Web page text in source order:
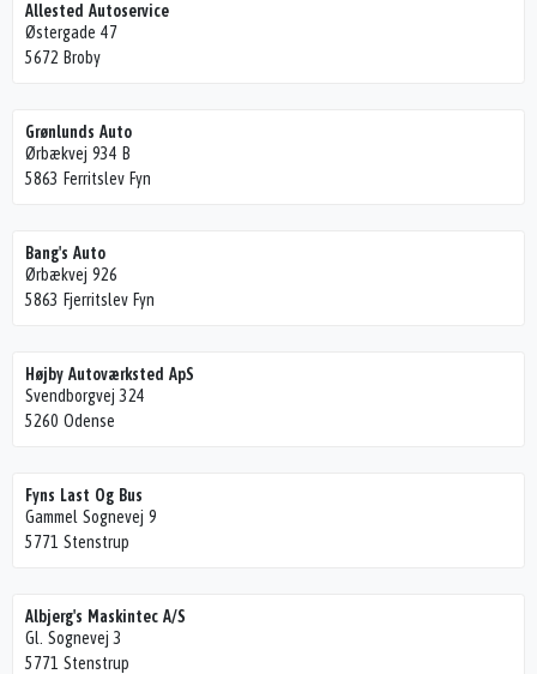
Allested Autoservice
Østergade 47
5672 Broby
Grønlunds Auto
Ørbækvej 934 B
5863 Ferritslev Fyn
Bang's Auto
Ørbækvej 926
5863 Fjerritslev Fyn
Højby Autoværksted ApS
Svendborgvej 324
5260 Odense
Fyns Last Og Bus
Gammel Sognevej 9
5771 Stenstrup
Albjerg's Maskintec A/S
Gl. Sognevej 3
5771 Stenstrup